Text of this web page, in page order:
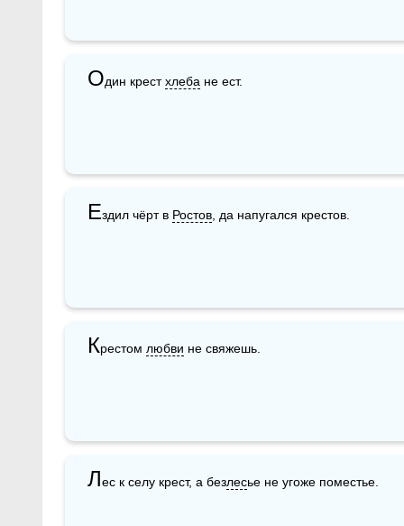
Один крест хлеба не ест.
Ездил чёрт в Ростов , да напугался крестов.
Крестом любви не свяжешь.
Лес к селу крест, а безлесье не угоже поместье.